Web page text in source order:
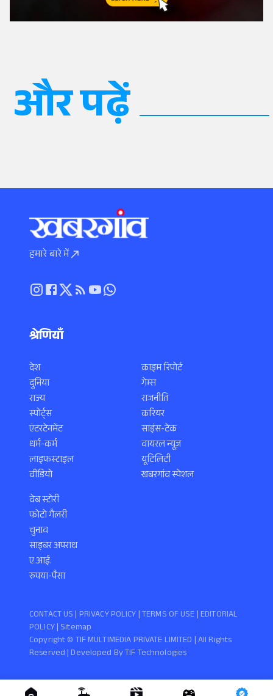
और पढ़ें
हमारे बारे में
श्रेणियाँ
देश
दुनिया
राज्य
स्पोर्ट्स
एंटरटेनमेंट
धर्म-कर्म
लाइफस्टाइल
वीडियो
क्राइम रिपोर्ट
गेम्स
राजनीति
करियर
साइंस-टेक
वायरल न्यूज़
यूटिलिटी
खबरगांव स्पेशल
वेब स्टोरी
फोटो गैलरी
चुनाव
साइबर अपराध
ए.आई.
रुपया-पैसा
Copyright ©️ TIF MULTIMEDIA PRIVATE LIMITED | All Rights
Reserved | Developed ByTIF Technologies
CONTACT US | PRIVACY POLICY |TERMS OF USE | EDITORIAL
POLICY| Sitemap